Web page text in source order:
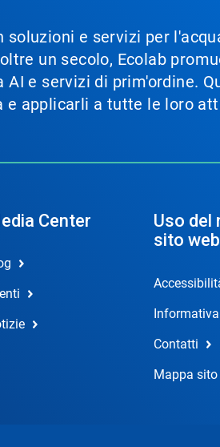
soluzioni e servizi per
un secolo, Ecolab
e servizi di prim'ordine.
e applicarli a tutte le loro
Center
Uso del
sito web
Contatti
Mappa sito